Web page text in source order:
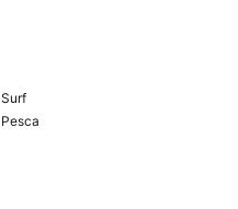
Surf
Pesca